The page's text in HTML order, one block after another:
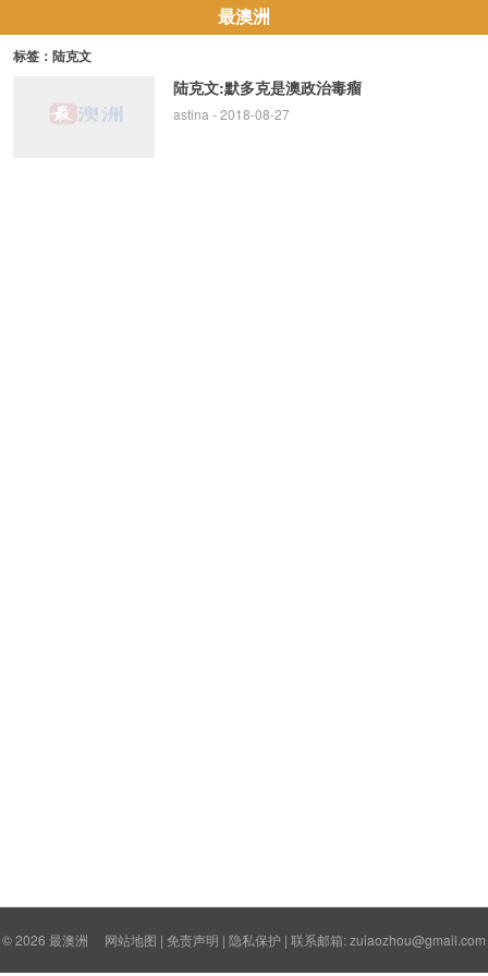
最澳洲
标签：陆克文
陆克文:默多克是澳政治毒瘤
astina - 2018-08-27
© 2026 最澳洲 网站地图 | 免责声明 | 隐私保护 | 联系邮箱: zuiaozhou@gmail.com